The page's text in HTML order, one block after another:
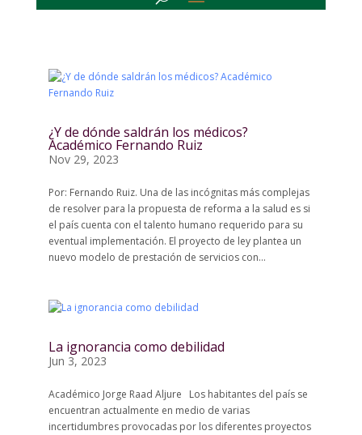
¿Y de dónde saldrán los médicos?
Académico Fernando Ruiz
Nov 29, 2023
Por: Fernando Ruiz. Una de las incógnitas más complejas
de resolver para la propuesta de reforma a la salud es si
el país cuenta con el talento humano requerido para su
eventual implementación. El proyecto de ley plantea un
nuevo modelo de prestación de servicios con...
La ignorancia como debilidad
Jun 3, 2023
Académico Jorge Raad Aljure Los habitantes del país se
encuentran actualmente en medio de varias
incertidumbres provocadas por los diferentes proyectos